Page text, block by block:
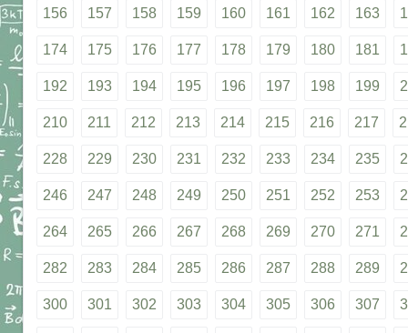
156 157 158 159 160 161 162 163
174 175 176 177 178 179 180 181
192 193 194 195 196 197 198 199
210 211 212 213 214 215 216 217
228 229 230 231 232 233 234 235
246 247 248 249 250 251 252 253
264 265 266 267 268 269 270 271
282 283 284 285 286 287 288 289
300 301 302 303 304 305 306 307